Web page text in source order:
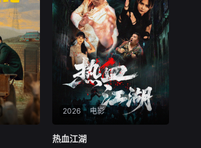
2026 电影
热血江湖
热血江湖